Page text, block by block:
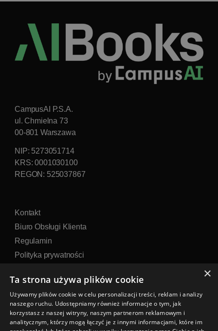
CampusAI P.S.A.
ul. Chmielna 73
00-801 Warszawa
NIP: 5273051714
KRS: 0001030100
REGON: 525037867
Kontakt
Biuro Obsługi Klienta
Regulamin
Polityka prywatności
Formularz zwrotu
×
Ta strona używa plików cookie
Używamy plików cookie w celu personalizacji treści, reklam i analizy
naszego ruchu. Udostępniamy również informacje o tym, jak
korzystasz z naszej witryny, naszym partnerom reklamowym i
analitycznym, którzy mogą łączyć je z innymi informacjami, które im